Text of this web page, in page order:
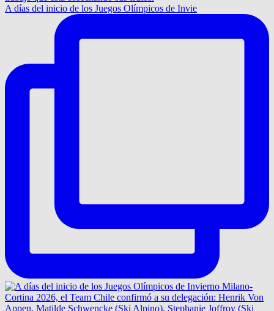
A días del inicio de los Juegos Olímpicos de Invie